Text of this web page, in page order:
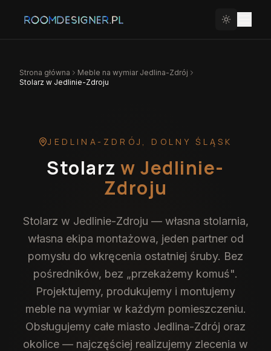
Strona główna Meble na wymiar Jedlina-Zdrój
Stolarz w Jedlinie-Zdroju
JEDLINA-ZDRÓJ , DOLNY ŚLĄSK
Stolarz w Jedlinie-
Zdroju
Stolarz w Jedlinie-Zdroju — własna stolarnia,
własna ekipa montażowa, jeden partner od
pomysłu do wkręcenia ostatniej śruby. Bez
pośredników, bez „przekażemy komuś".
Projektujemy, produkujemy i montujemy
meble na wymiar w każdym pomieszczeniu.
Obsługujemy całe miasto Jedlina-Zdrój oraz
okolice — najczęściej realizujemy zlecenia w